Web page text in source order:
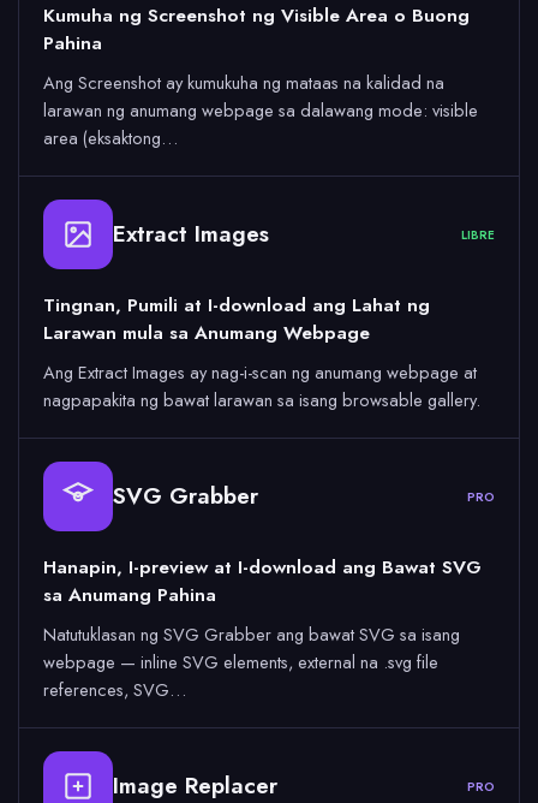
Kumuha ng Screenshot ng Visible Area o Buong
Pahina
Ang Screenshot ay kumukuha ng mataas na kalidad na
larawan ng anumang webpage sa dalawang mode: visible
area (eksaktong…
Extract Images LIBRE
Tingnan, Pumili at I-download ang Lahat ng
Larawan mula sa Anumang Webpage
Ang Extract Images ay nag-i-scan ng anumang webpage at
nagpapakita ng bawat larawan sa isang browsable gallery.
SVG Grabber PRO
Hanapin, I-preview at I-download ang Bawat SVG
sa Anumang Pahina
Natutuklasan ng SVG Grabber ang bawat SVG sa isang
webpage — inline SVG elements, external na .svg file
references, SVG…
Image Replacer PRO